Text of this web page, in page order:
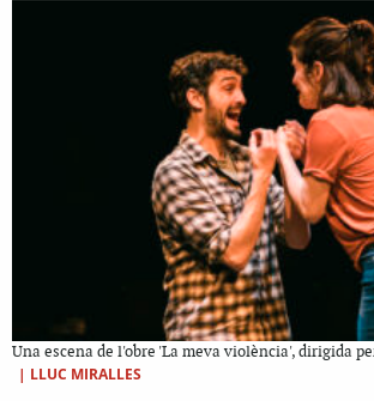
Una escena de l'obre 'La meva violència', dirigida
| LLUC MIRALLES